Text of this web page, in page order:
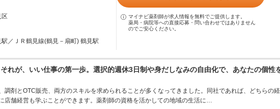
区
駅／ＪＲ鶴見線(鶴見－扇町) 鶴見駅
マイナビ薬剤師が求人情報を無料でご提供します。
薬局・病院等への直接応募・問い合わせではありません
のでご安心ください。
れが、いい仕事の第一歩。選択的週休3日制や身だしなみの自由化で、あなたの個性
調剤とOTC販売、両方のスキルを求められることが多くなってきました。同社であれば、どちらの
店舗経営も学ぶことができます。薬剤師の資格を活かしての地域の生活に…